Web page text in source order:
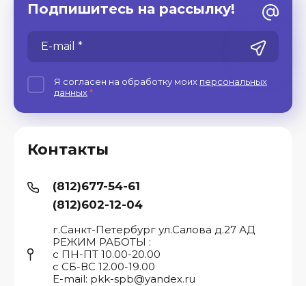
Контакты
(812)677-54-61
(812)602-12-04
г.Санкт-Петербург ул.Салова д.27 АД
РЕЖИМ РАБОТЫ :
с ПН-ПТ 10.00-20.00
с СБ-ВС 12.00-19.00
E-mail: pkk-spb@yandex.ru
Подпишитесь на рассылку!
Я согласен на обработку моих персональных
данных*